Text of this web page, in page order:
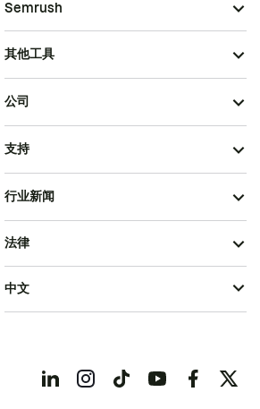
Semrush
其他工具
公司
支持
行业新闻
法律
中文